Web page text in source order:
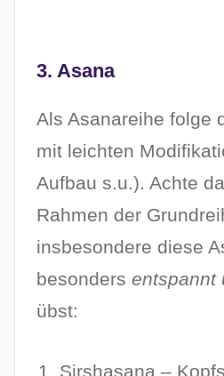
3. Asana
Als Asanareihe folge
mit leichten
Aufbau s.u.). Achte
Rahmen der
insbesondere diese
besonders entspannt
übst:
Sirshasana –